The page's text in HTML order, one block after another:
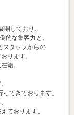
しており、
的な集客力と、
スタッフからの
ります。
籍。
てきております。
ております。